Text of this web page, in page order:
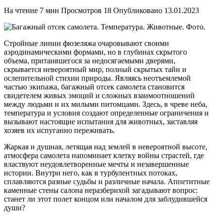
На чтение 7 мин Просмотров 18 Опубликовано 13.01.2023
Стройные линии фюзеляжа очаровывают своими
аэродинамическими формами, но в глубинах скрытого
объема, притаившегося за недосягаемыми дверями,
скрывается невероятный мир, полный скрытых тайн и
ослепительной стихии природы. Являясь неотъемлемой
частью экипажа, багажный отсек самолета становится
свидетелем живых эмоций и сложных взаимоотношений
между людьми и их милыми питомцами. Здесь, в чреве неба,
температура и условия создают определенные ограничения и
вызывают настоящие испытания для животных, заставляя
хозяев их испуганно переживать.
Жаркая и душная, летящая над землей в невероятной высоте,
атмосфера самолета напоминает клетку войны страстей, где
властвуют неудовлетворенные мечты и незавершенные
истории. Внутри него, как в турбулентных потоках,
сплавляются разные судьбы и различные начала. Аппетитные
каменные стены салона неразберихой загадывают вопрос:
станет ли этот полет концом или началом для заблудившейся
души?